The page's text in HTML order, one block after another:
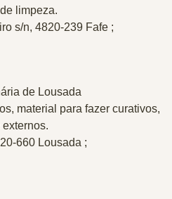
limpeza.
s/n, 4820-239 Fafe ;
de Lousada
material para fazer curativos,
660 Lousada ;